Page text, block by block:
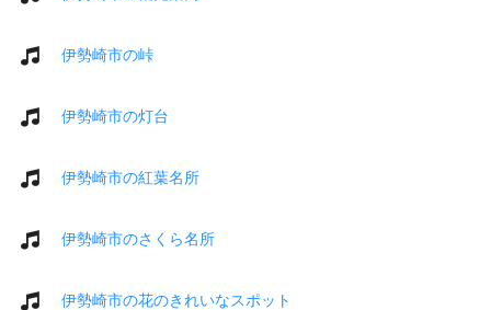
伊勢崎市の峠
伊勢崎市の灯台
伊勢崎市の紅葉名所
伊勢崎市のさくら名所
伊勢崎市の花のきれいなスポット